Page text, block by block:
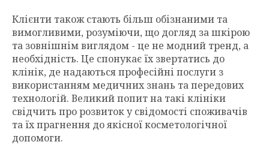
Клієнти також стають більш обізнаними та
вимогливими, розуміючи, що догляд за шкірою
та зовнішнім виглядом - це не модний тренд, а
необхідність. Це спонукає їх звертатись до
клінік, де надаються професійні послуги з
використанням медичних знань та передових
технологій. Великий попит на такі клініки
свідчить про розвиток у свідомості споживачів
та їх прагнення до якісної косметологічної
допомоги.